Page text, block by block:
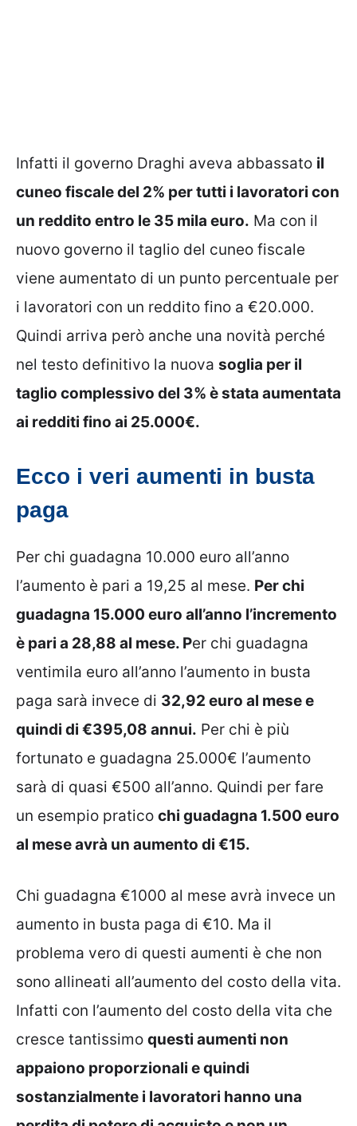
Infatti il governo Draghi aveva abbassato il
cuneo fiscale del 2% per tutti i lavoratori con
un reddito entro le 35 mila euro. Ma con il
nuovo governo il taglio del cuneo fiscale
viene aumentato di un punto percentuale per
i lavoratori con un reddito fino a €20.000.
Quindi arriva però anche una novità perché
nel testo definitivo la nuova soglia per il
taglio complessivo del 3% è stata aumentata
ai redditi fino ai 25.000€.
Ecco i veri aumenti in busta
paga
Per chi guadagna 10.000 euro all’anno
l’aumento è pari a 19,25 al mese. Per chi
guadagna 15.000 euro all’anno l’incremento
è pari a 28,88 al mese. Per chi guadagna
ventimila euro all’anno l’aumento in busta
paga sarà invece di 32,92 euro al mese e
quindi di €395,08 annui. Per chi è più
fortunato e guadagna 25.000€ l’aumento
sarà di quasi €500 all’anno. Quindi per fare
un esempio pratico chi guadagna 1.500 euro
al mese avrà un aumento di €15.
Chi guadagna €1000 al mese avrà invece un
aumento in busta paga di €10. Ma il
problema vero di questi aumenti è che non
sono allineati all’aumento del costo della vita.
Infatti con l’aumento del costo della vita che
cresce tantissimo questi aumenti non
appaiono proporzionali e quindi
sostanzialmente i lavoratori hanno una